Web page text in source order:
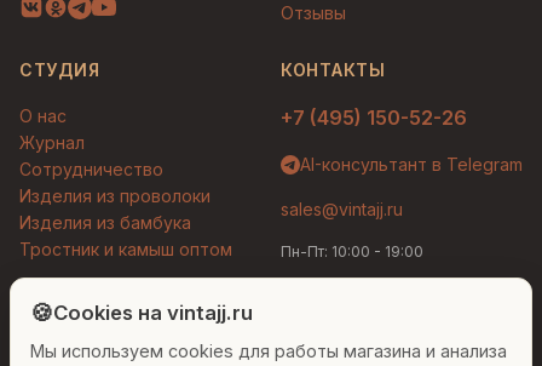
Отзывы
СТУДИЯ
О нас
Журнал
Сотрудничество
Изделия из проволоки
Изделия из бамбука
Тростник и камыш оптом
КОНТАКТЫ
+7 (495) 150-52-26
AI-консультант в Telegram
sales@vintajj.ru
Пн-Пт: 10:00 - 19:00
© 2026 Vintajj. Все права защищены.
🍪Cookies на vintajj.ru
Мы используем cookies для работы магазина и анализа
Людмила
Привет! Я Людмила, ваш персональный